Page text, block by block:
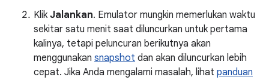
Klik Jalankan. Emulator mungkin memerlukan waktu
sekitar satu menit saat diluncurkan untuk pertama
kalinya, tetapi peluncuran berikutnya akan
menggunakan snapshot dan akan diluncurkan lebih
cepat. Jika Anda mengalami masalah, lihat panduan